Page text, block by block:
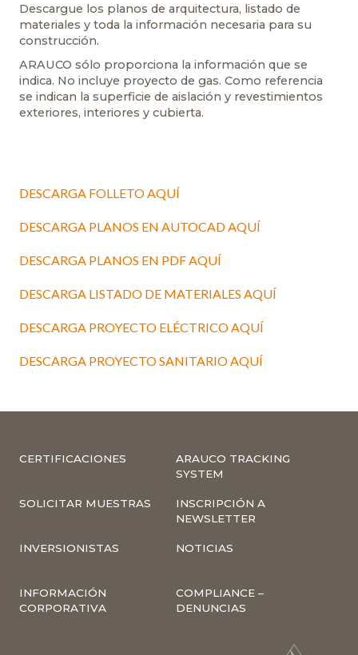
Descargue los planos de arquitectura, listado de
materiales y toda la información necesaria para su
construcción.
ARAUCO sólo proporciona la información que se
indica. No incluye proyecto de gas. Como referencia
se indican la superficie de aislación y revestimientos
exteriores, interiores y cubierta.
DESCARGA FOLLETO AQUÍ
DESCARGA PLANOS EN AUTOCAD AQUÍ
DESCARGA PLANOS EN PDF AQUÍ
DESCARGA LISTADO DE MATERIALES AQUÍ
DESCARGA PROYECTO ELÉCTRICO AQUÍ
DESCARGA PROYECTO SANITARIO AQUÍ
CERTIFICACIONES
ARAUCO TRACKING
SYSTEM
SOLICITAR MUESTRAS
INSCRIPCIÓN A
NEWSLETTER
INVERSIONISTAS NOTICIAS
INFORMACIÓN
CORPORATIVA
COMPLIANCE –
DENUNCIAS